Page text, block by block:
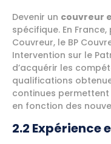
Devenir un couvreur
spécifique. En
Couvreur, le BP
Intervention sur le
d’acquérir les
qualifications
continues permettent
en fonction des
2.2 Expérience